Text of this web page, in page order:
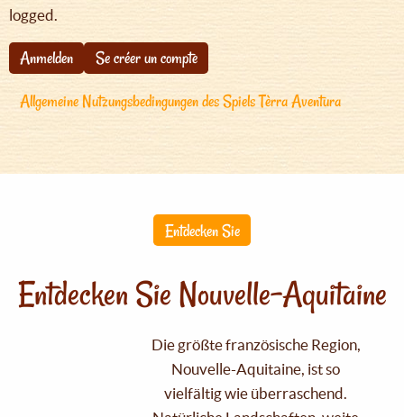
logged.
Anmelden
Se créer un compte
Allgemeine Nutzungsbedingungen des Spiels Tèrra Aventura
Entdecken Sie
Entdecken Sie Nouvelle-Aquitaine
Die größte französische Region,
Nouvelle-Aquitaine, ist so
vielfältig wie überraschend.